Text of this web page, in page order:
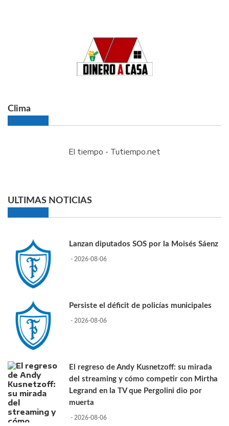
Clima
El tiempo - Tutiempo.net
ULTIMAS NOTICIAS
Lanzan diputados SOS por la Moisés Sáenz
- 2026-08-06
Persiste el déficit de policías municipales
- 2026-08-06
El regreso de Andy Kusnetzoff: su mirada
del streaming y cómo competir con Mirtha
Legrand en la TV que Pergolini dio por
muerta
- 2026-08-06